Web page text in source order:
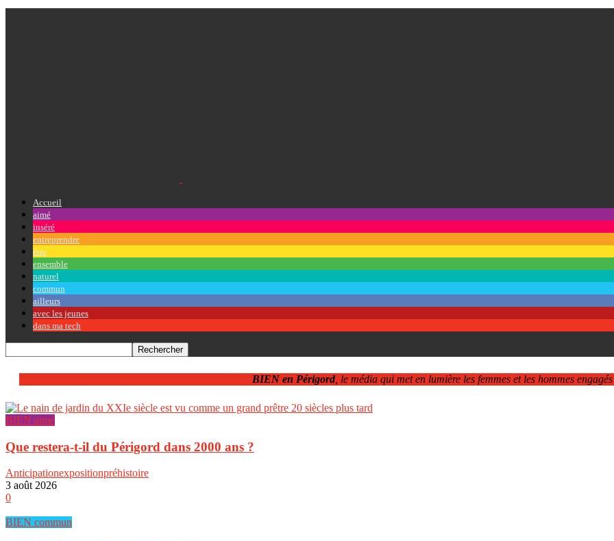
Accueil
aimé
inséré
entreprendre
être
ensemble
naturel
commun
ailleurs
avec les jeunes
dans ma tech
BIEN en Périgord, le média qui met en lumière les femmes et les hommes
BIEN aimé
Que restera-t-il du Périgord dans 2000 ans ?
Anticipationexpositionpréhistoire
3 août 2026
0
BIEN commun